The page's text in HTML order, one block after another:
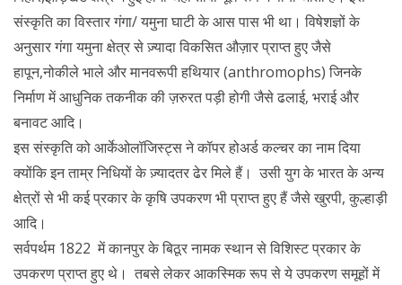
संस्कृति का विस्तार गंगा/ यमुना घाटी के आस पास भी था। विषेशज्ञों के
अनुसार गंगा यमुना क्षेत्र से ज़्यादा विकसित औज़ार प्राप्त हुए जैसे
हापून,नोकीले भाले और मानवरूपी हथियार (anthromophs) जिनके
निर्माण में आधुनिक तकनीक की ज़रुरत पड़ी होगी जैसे ढलाई, भराई और
बनावट आदि।
इस संस्कृति को आर्केओलॉजिस्ट्स ने कॉपर होअर्ड कल्चर का नाम दिया
क्योंकि इन ताम्र निधियों के ज़्यादतर ढेर मिले हैं। उसी युग के भारत के अन्य
क्षेत्रों से भी कई प्रकार के कृषि उपकरण भी प्राप्त हुए हैं जैसे खुरपी, कुल्हाड़ी
आदि।
सर्वपर्थम 1822 में कानपुर के बिठूर नामक स्थान से विशिस्ट प्रकार के
उपकरण प्राप्त हुए थे। तबसे लेकर आकस्मिक रूप से ये उपकरण समूहों में